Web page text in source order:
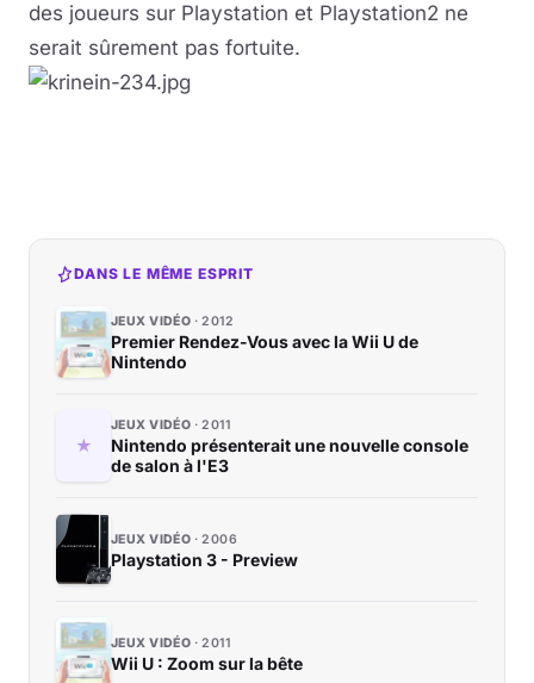
des joueurs sur Playstation et Playstation2 ne
serait sûrement pas fortuite.
DANS LE MÊME ESPRIT
JEUX VIDÉO 2012
Premier Rendez-Vous avec la Wii U de
Nintendo
JEUX VIDÉO 2011
Nintendo présenterait une nouvelle console
de salon à l'E3
JEUX VIDÉO 2006
Playstation 3 - Preview
JEUX VIDÉO 2011
Wii U : Zoom sur la bête